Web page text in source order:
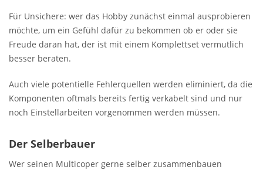
Für Unsichere: wer das Hobby zunächst einmal ausprobieren
möchte, um ein Gefühl dafür zu bekommen ob er oder sie
Freude daran hat, der ist mit einem Komplettset vermutlich
besser beraten.
Auch viele potentielle Fehlerquellen werden eliminiert, da die
Komponenten oftmals bereits fertig verkabelt sind und nur
noch Einstellarbeiten vorgenommen werden müssen.
Der Selberbauer
Wer seinen Multicoper gerne selber zusammenbauen